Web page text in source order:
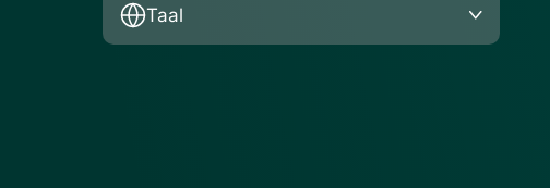
Taal